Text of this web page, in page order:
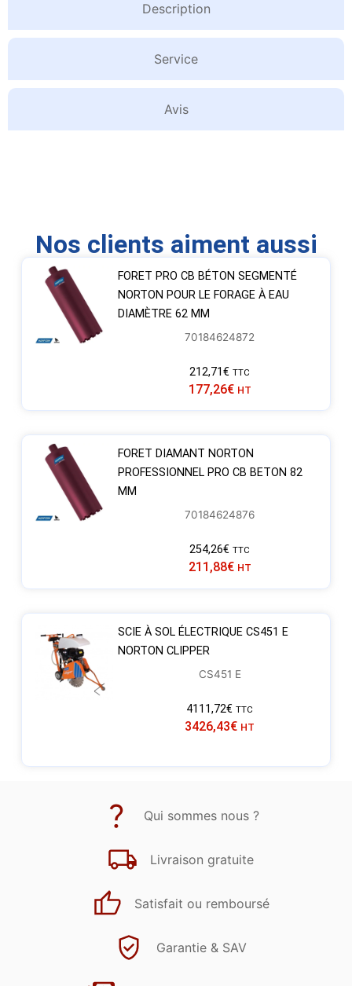
Description
Service
Avis
Nos clients aiment aussi
FORET PRO CB BÉTON SEGMENTÉ
NORTON POUR LE FORAGE À EAU
DIAMÈTRE 62 MM
70184624872
212,71€ TTC
177,26€ HT
FORET DIAMANT NORTON
PROFESSIONNEL PRO CB BETON 82
MM
70184624876
254,26€ TTC
211,88€ HT
SCIE À SOL ÉLECTRIQUE CS451 E
NORTON CLIPPER
CS451 E
4111,72€ TTC
3426,43€ HT
Qui sommes nous ?
Livraison gratuite
Satisfait ou remboursé
Garantie & SAV